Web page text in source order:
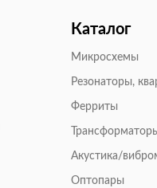
Каталог
Микросхемы
Резонаторы,
Ферриты
Акустика/
Оптопары